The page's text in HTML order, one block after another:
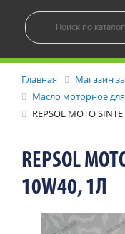
Главная Магазин
Масло моторное
REPSOL MOTO
REPSOL
10W40, 1Л